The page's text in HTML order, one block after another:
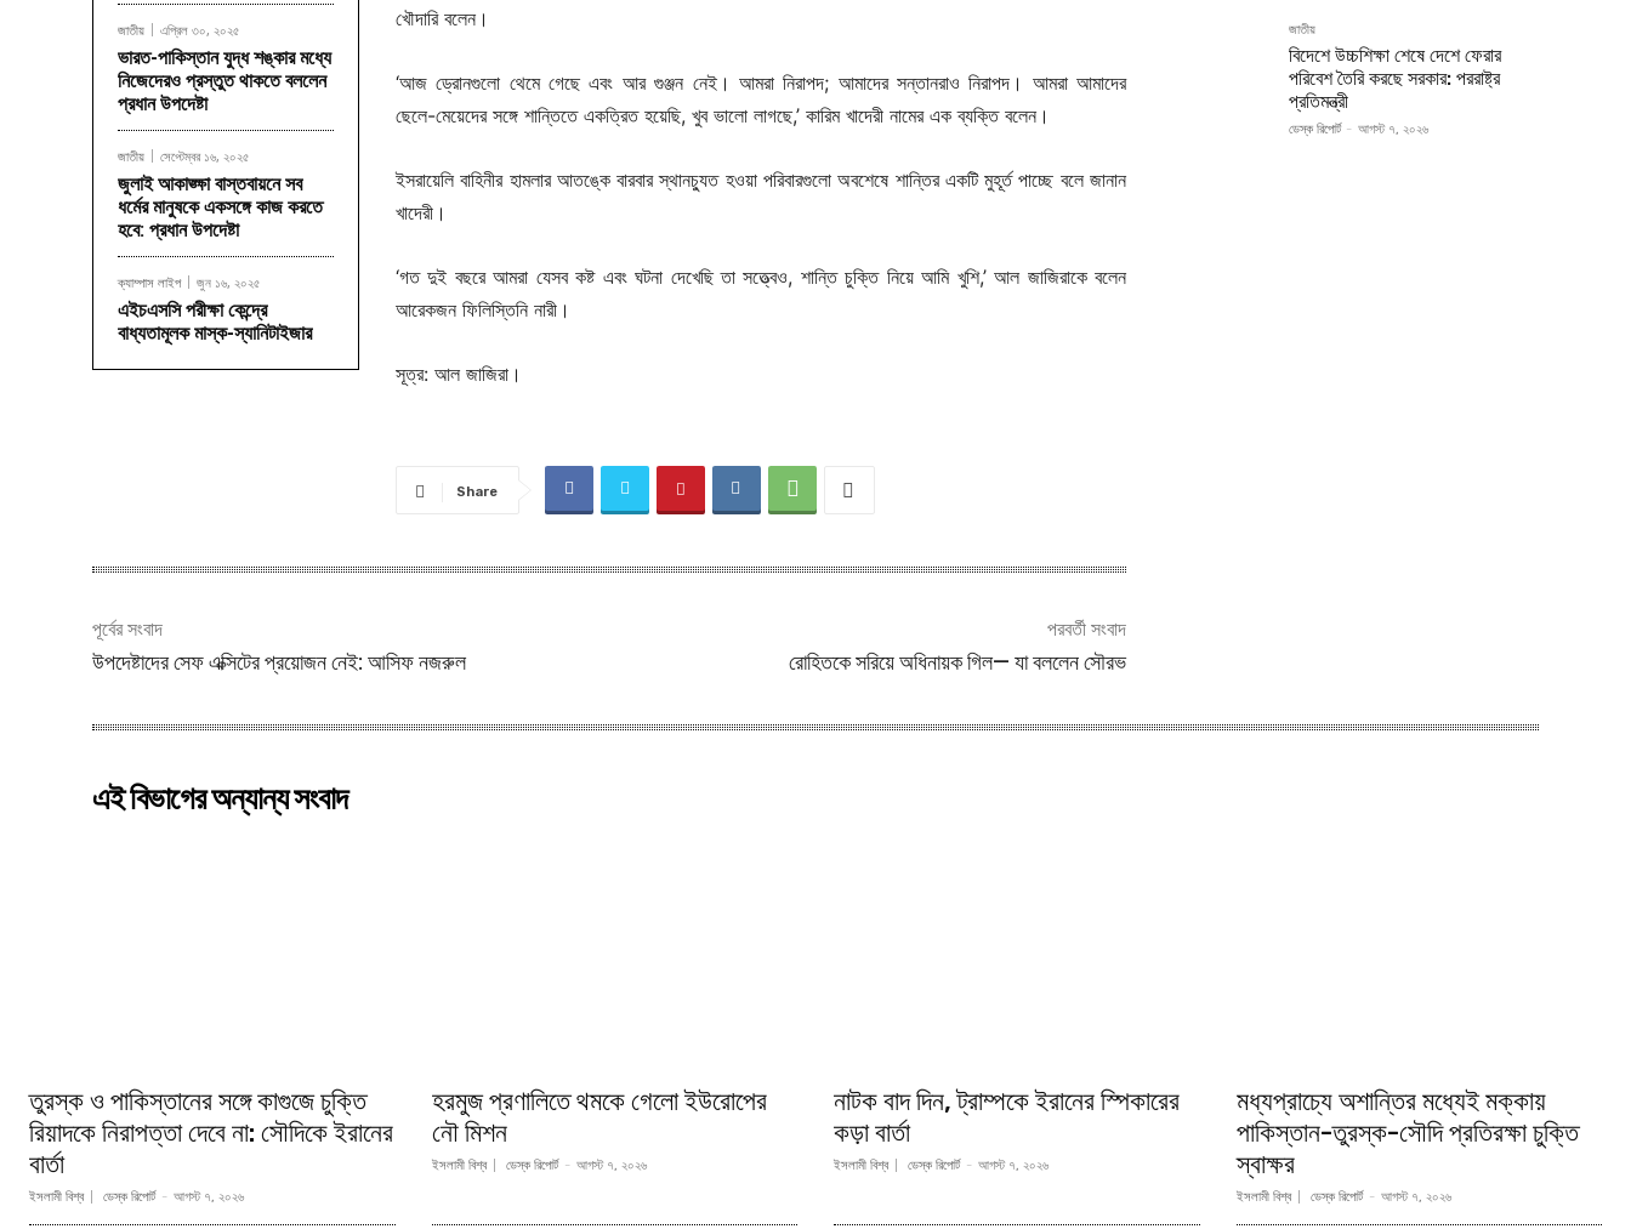
জাতীয় এপ্রিল ৩০, ২০২৫
ভারত-পাকিস্তান যুদ্ধ শঙ্কার মধ্যে
নিজেদেরও প্রস্তুত থাকতে বললেন
প্রধান উপদেষ্টা
জাতীয় সেপ্টেম্বর ১৬, ২০২৫
জুলাই আকাঙ্ক্ষা বাস্তবায়নে সব
ধর্মের মানুষকে একসঙ্গে কাজ করতে
হবে: প্রধান উপদেষ্টা
ক্যাম্পাস লাইপ জুন ১৬, ২০২৫
এইচএসসি পরীক্ষা কেন্দ্রে
বাধ্যতামূলক মাস্ক-স্যানিটাইজার
খৌদারি বলেন।
‘আজ ড্রোনগুলো থেমে গেছে এবং আর গুঞ্জন নেই। আমরা নিরাপদ; আমাদের সন্তানরাও নিরাপদ। আমরা আমাদের
ছেলে-মেয়েদের সঙ্গে শান্তিতে একত্রিত হয়েছি, খুব ভালো লাগছে,’ কারিম খাদেরী নামের এক ব্যক্তি বলেন।
ইসরায়েলি বাহিনীর হামলার আতঙ্কে বারবার স্থানচ্যুত হওয়া পরিবারগুলো অবশেষে শান্তির একটি মুহূর্ত পাচ্ছে বলে জানান
খাদেরী।
‘গত দুই বছরে আমরা যেসব কষ্ট এবং ঘটনা দেখেছি তা সত্ত্বেও, শান্তি চুক্তি নিয়ে আমি খুশি,’ আল জাজিরাকে বলেন
আরেকজন ফিলিস্তিনি নারী।
সূত্র: আল জাজিরা।
Share
পূর্বের সংবাদ
উপদেষ্টাদের সেফ এক্সিটের প্রয়োজন নেই: আসিফ নজরুল
পরবর্তী সংবাদ
রোহিতকে সরিয়ে অধিনায়ক গিল— যা বললেন সৌরভ
জাতীয়
বিদেশে উচ্চশিক্ষা শেষে দেশে ফেরার
পরিবেশ তৈরি করছে সরকার: পররাষ্ট্র
প্রতিমন্ত্রী
ডেস্ক রিপোর্ট - আগস্ট ৭, ২০২৬
এই বিভাগের অন্যান্য সংবাদ
তুরস্ক ও পাকিস্তানের সঙ্গে কাগুজে চুক্তি
রিয়াদকে নিরাপত্তা দেবে না: সৌদিকে ইরানের
বার্তা
ইসলামী বিশ্ব ডেস্ক রিপোর্ট - আগস্ট ৭, ২০২৬
হরমুজ প্রণালিতে থমকে গেলো ইউরোপের
নৌ মিশন
ইসলামী বিশ্ব ডেস্ক রিপোর্ট - আগস্ট ৭, ২০২৬
নাটক বাদ দিন, ট্রাম্পকে ইরানের স্পিকারের
কড়া বার্তা
ইসলামী বিশ্ব ডেস্ক রিপোর্ট - আগস্ট ৭, ২০২৬
মধ্যপ্রাচ্যে অশান্তির মধ্যেই মক্কায়
পাকিস্তান-তুরস্ক-সৌদি প্রতিরক্ষা চুক্তি
স্বাক্ষর
ইসলামী বিশ্ব ডেস্ক রিপোর্ট - আগস্ট ৭, ২০২৬